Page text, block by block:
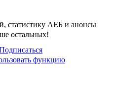
статистику АЕБ и анонсы
остальных!